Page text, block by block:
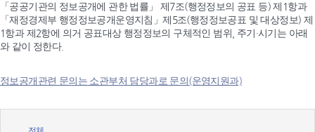
「공공기관의 정보공개에 관한 법률」 제7조(행정정보의 공표 등) 제1항과
「재정경제부 행정정보공개운영지침」제5조(행정정보공표 및 대상정보) 제
1항과 제2항에 의거 공표대상 행정정보의 구체적인 범위, 주기·시기는 아래
와 같이 정한다.
정보공개관련 문의는 소관부처 담당과로 문의(운영지원과)